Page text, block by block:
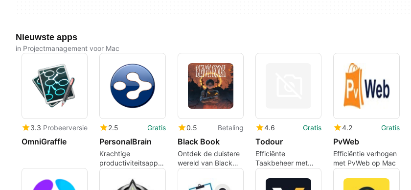
Nieuwste apps
in Projectmanagement voor Mac
3.3 Probeerversie
OmniGraffle
2.5 Gratis
PersonalBrain
Krachtige
productiviteitsapp
voor Mac
0.5 Betaling
Black Book
Ontdek de duistere
wereld van Black
Book
4.6 Gratis
Todour
Efficiënte
Taakbeheer met
Todour voor Mac
4.2 Gratis
PvWeb
Efficiëntie verhogen
met PvWeb op Mac